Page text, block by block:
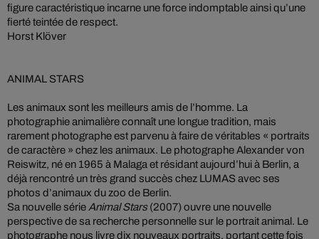
figure caractéristique incarne une force indomptable ainsi qu’une
fierté teintée de respect.
Horst Klöver
ANIMAL STARS
Les animaux sont les meilleurs amis de l’homme. La
photographie animalière connaît une longue tradition, mais
rarement photographe est parvenu à faire de véritables « portraits
de caractère » chez les animaux. Le photographe Alexander von
Reiswitz, né en 1965 à Malaga et résidant aujourd’hui à Berlin, a
déjà rencontré un très grand succès chez LUMAS avec ses
photos d’animaux du zoo de Berlin.
Sa nouvelle série Animal Stars(2007) ouvre une nouvelle
perspective de sa recherche personnelle sur le portrait animal. Le
photographe nous livre dix nouveaux portraits, portant cette fois